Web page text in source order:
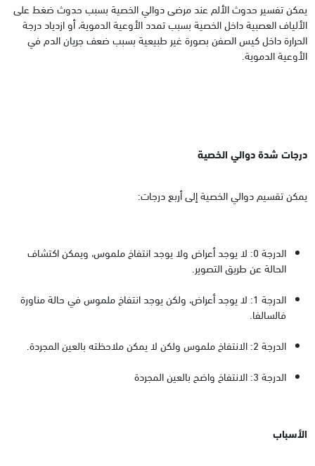
يمكن تفسير حدوث الألم عند مرضى دوالي الخصية بسبب حدوث ضغط على
الألياف العصبية داخل الخصية بسبب تمدد الأوعية الدموية، أو ازدياد درجة
الحرارة داخل كيس الصفن بصورة غير طبيعية بسبب ضعف جريان الدم في
الأوعية الدموية.
درجات شدة دوالي الخصية
يمكن تقسيم دوالي الخصية إلى أربع درجات:
الدرجة 0: لا يوجد أعراض ولا يوجد انتفاخ ملموس، ويمكن اكتشاف
الحالة عن طريق التصوير.
الدرجة 1: لا يوجد أعراض، ولكن يوجد انتفاخ ملموس في حالة مناورة
فالسالفا.
الدرجة 2: الانتفاخ ملموس ولكن لا يمكن ملاحظته بالعين المجردة.
الدرجة 3: الانتفاخ واضح بالعين المجردة
الأسباب